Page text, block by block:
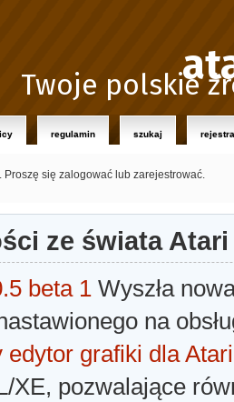
Twoje polskie
regulamin szukaj
Proszę się zalogować lub zarejestrować.
ze świata Atari
beta 1 Wyszła
na
edytor grafiki dla Atari
XE, pozwalające